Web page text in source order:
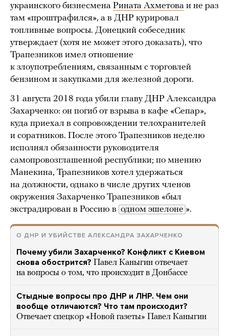
украинского бизнесмена Рината Ахметова и не раз
там «проштрафился», а в ДНР курировал
топливные вопросы. Донецкий собеседник
утверждает (хотя не может этого доказать), что
Трапезников имел отношение
к злоупотреблениям, связанным с торговлей
бензином и закупками для железной дороги.
31 августа 2018 года убили главу ДНР Александра
Захарченко: он погиб от взрыва в кафе «Сепар»,
куда приехал в сопровождении телохранителей
и соратников. После этого Трапезников неделю
исполнял обязанности руководителя
самопровозглашенной республики; по мнению
Манекина, Трапезников хотел удержаться
на должности, однако в числе других членов
окружения Захарченко Трапезников «был
экстрадирован в Россию в одном эшелоне ».
О ДНР И УБИЙСТВЕ АЛЕКСАНДРА ЗАХАРЧЕНКО
Почему убили Захарченко? Конфликт с Киевом
снова обострится? Павел Каныгин отвечает
на вопросы о том, что происходит в Донбассе
Стыдные вопросы про ДНР и ЛНР. Чем они
вообще отличаются? Что там происходит?
Отвечает спецкор «Новой газеты» Павел Каныгин